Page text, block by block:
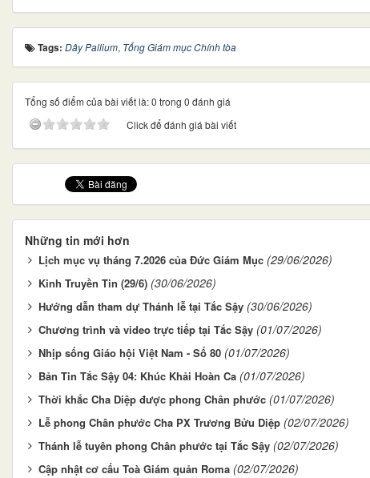
Tags: Dây Pallium, Tổng Giám mục Chính tòa
Tổng số điểm của bài viết là: 0 trong 0 đánh giá
Click để đánh giá bài viết
Những tin mới hơn
Lịch mục vụ tháng 7.2026 của Đức Giám Mục (29/06/2026)
Kinh Truyền Tin (29/6) (30/06/2026)
Hướng dẫn tham dự Thánh lễ tại Tắc Sậy (30/06/2026)
Chương trình và video trực tiếp tại Tắc Sậy (01/07/2026)
Nhịp sống Giáo hội Việt Nam - Số 80 (01/07/2026)
Bản Tin Tắc Sậy 04: Khúc Khải Hoàn Ca (01/07/2026)
Thời khắc Cha Diệp được phong Chân phước (01/07/2026)
Lễ phong Chân phước Cha PX Trương Bửu Diệp (02/07/2026)
Thánh lễ tuyên phong Chân phước tại Tắc Sậy (02/07/2026)
Cập nhật cơ cấu Toà Giám quản Roma (02/07/2026)